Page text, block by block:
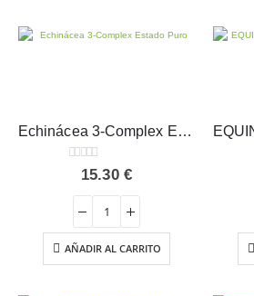
Echinácea 3-Complex Estado Puro 30 cápsulas
out of 5
15.30 €
AÑADIR AL CARRITO